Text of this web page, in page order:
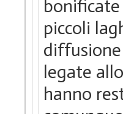
piccoli
legate
hanno